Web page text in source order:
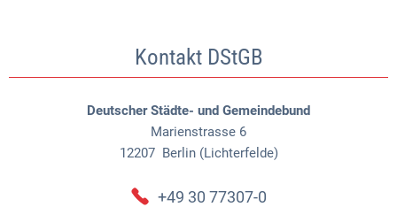
Kontakt DStGB
Deutscher Städte- und Gemeindebund
Marienstrasse 6
12207 Berlin (Lichterfelde)
+49 30 77307-0